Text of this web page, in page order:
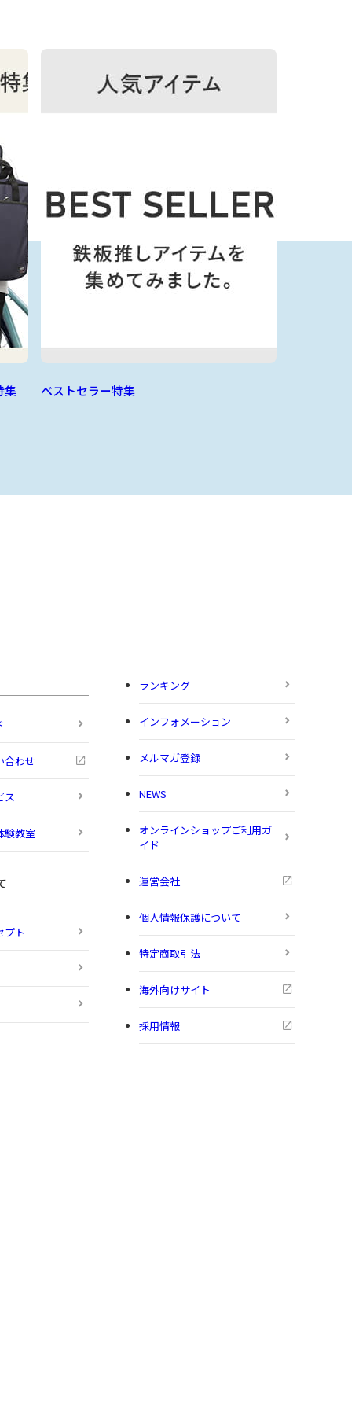
集 ベストセラー特集
合わせ
ス
験教室
プト
ランキング
インフォメーション
メルマガ登録
NEWS
オンラインショップご利用ガ
イド
運営会社
個人情報保護について
特定商取引法
海外向けサイト
採用情報